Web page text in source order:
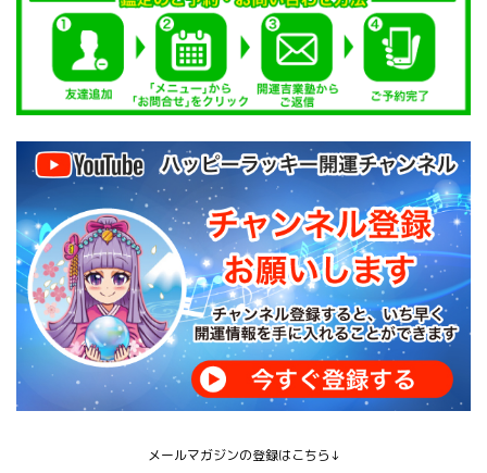
メールマガジンの登録はこちら↓